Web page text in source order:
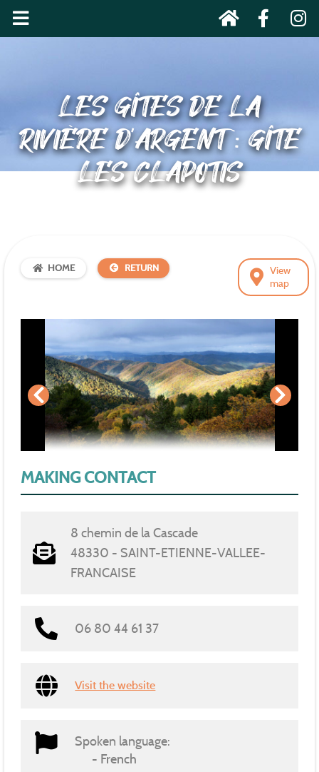
LES GÎTES DE LA
RIVIÈRE D’ARGENT : GÎTE
LES CLAPOTIS
View
map
HOME RETURN
MAKING CONTACT
8 chemin de la Cascade
48330 - SAINT-ETIENNE-VALLEE-
FRANCAISE
06 80 44 61 37
Visit the website
Spoken language:
French